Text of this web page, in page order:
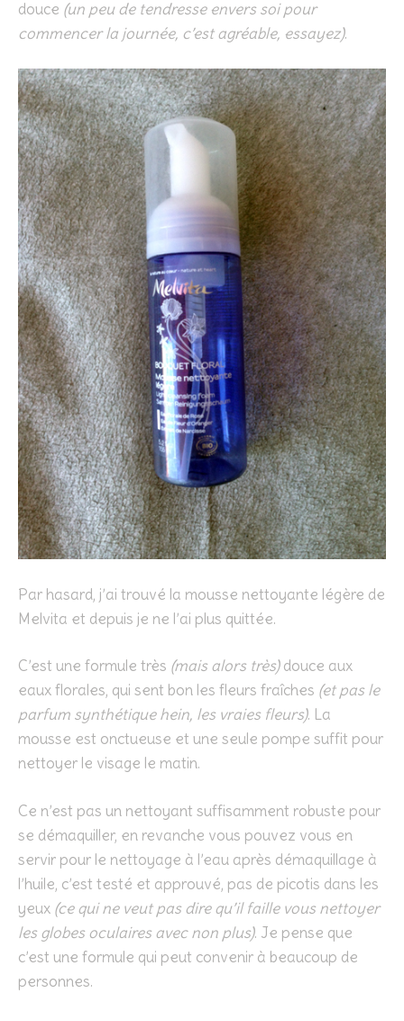
douce (un peu de tendresse envers soi pour
commencer la journée, c’est agréable, essayez).
Par hasard, j’ai trouvé la mousse nettoyante légère de
Melvita et depuis je ne l’ai plus quittée.
C’est une formule très (mais alors très)douce aux
eaux florales, qui sent bon les fleurs fraîches (et pas le
parfum synthétique hein, les vraies fleurs). La
mousse est onctueuse et une seule pompe suffit pour
nettoyer le visage le matin.
Ce n’est pas un nettoyant suffisamment robuste pour
se démaquiller, en revanche vous pouvez vous en
servir pour le nettoyage à l’eau après démaquillage à
l’huile, c’est testé et approuvé, pas de picotis dans les
yeux (ce qui ne veut pas dire qu’il faille vous nettoyer
les globes oculaires avec non plus). Je pense que
c’est une formule qui peut convenir à beaucoup de
personnes.